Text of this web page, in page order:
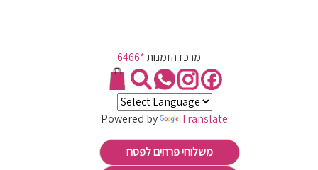
מרכז הזמנות*6466
Powered by Translate
משלוחי פרחים לפסח